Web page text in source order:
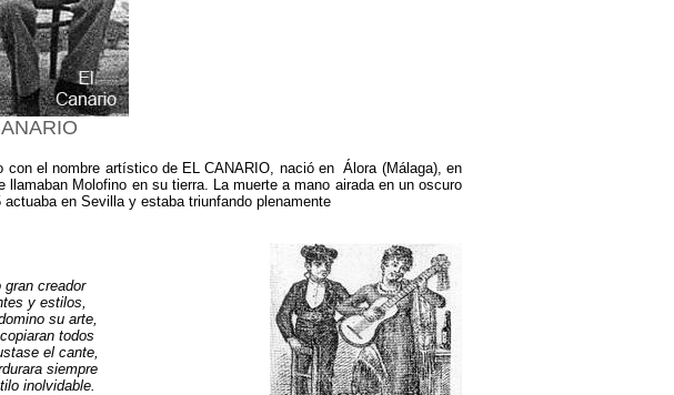
el nombre artístico de EL CANARIO, nació en Álora (Málaga), en
Molofino en su tierra. La muerte a mano airada en un oscuro
en Sevilla y estaba triunfando plenamente
gran creador
y estilos,
su arte,
todos
el cante,
siempre
inolvidable.